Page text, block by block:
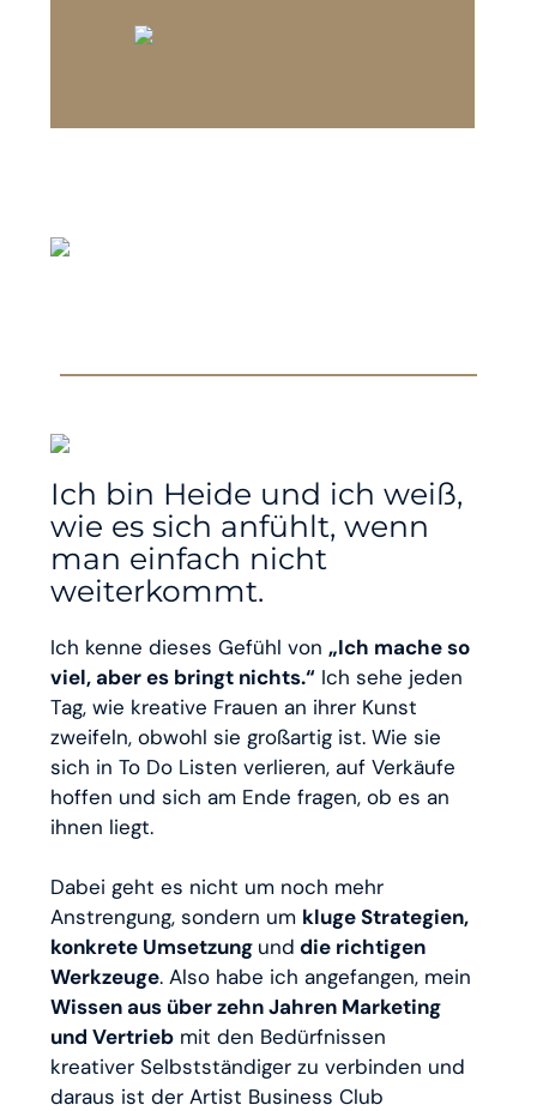
Ich bin Heide und ich weiß,
wie es sich anfühlt, wenn
man einfach nicht
weiterkommt.
Ich kenne dieses Gefühl von„Ich mache so
viel, aber es bringt nichts.“ Ich sehe jeden
Tag, wie kreative Frauen an ihrer Kunst
zweifeln, obwohl sie großartig ist. Wie sie
sich in To Do Listen verlieren, auf Verkäufe
hoffen und sich am Ende fragen, ob es an
ihnen liegt.
Dabei geht es nicht um noch mehr
Anstrengung, sondern um kluge Strategien,
konkrete Umsetzung und die richtigen
Werkzeuge. Also habe ich angefangen, mein
Wissen aus über zehn Jahren Marketing
und Vertrieb mit den Bedürfnissen
kreativer Selbstständiger zu verbinden und
daraus ist der Artist Business Club